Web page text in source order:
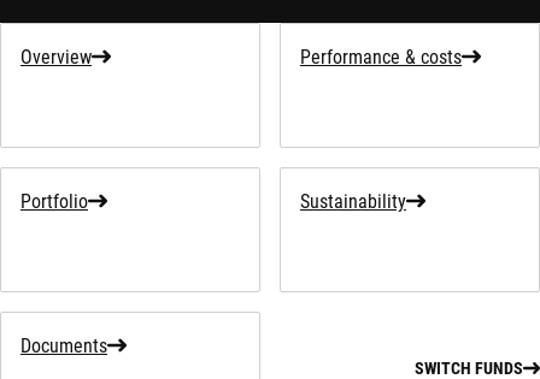
Overview Performance & costs
Portfolio Sustainability
Documents
SWITCH FUNDS